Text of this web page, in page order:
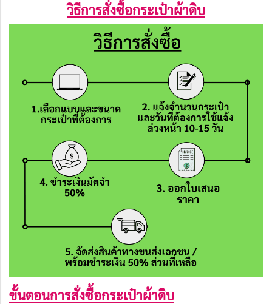
วิธีการสั่งซื้อกระเป๋าผ้าดิบ
ขั้นตอนการสั่งซื้อกระเป๋าผ้าดิบ